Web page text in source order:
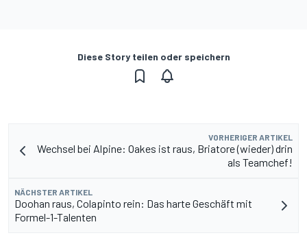
Diese Story teilen oder speichern
VORHERIGER ARTIKEL
Wechsel bei Alpine: Oakes ist raus, Briatore (wieder) drin
als Teamchef!
NÄCHSTER ARTIKEL
Doohan raus, Colapinto rein: Das harte Geschäft mit
Formel-1-Talenten